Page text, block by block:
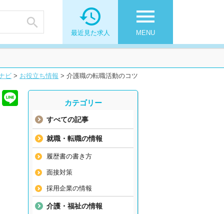
 menu
MENU

最近見た求人
ビ > お役立ち情報 > 介護職の転職活動のコツ
カテゴリー
すべての記事
就職・転職の情報
履歴書の書き方
面接対策
採用企業の情報
介護・福祉の情報